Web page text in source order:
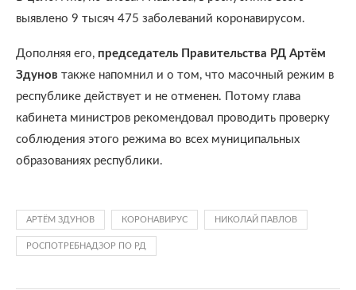
выявлено 9 тысяч 475 заболеваний коронавирусом.
Дополняя его, председатель Правительства РД Артём
Здунов также напомнил и о том, что масочный режим в
республике действует и не отменен. Потому глава
кабинета министров рекомендовал проводить проверку
соблюдения этого режима во всех муниципальных
образованиях республики.
АРТЁМ ЗДУНОВ КОРОНАВИРУС НИКОЛАЙ ПАВЛОВ
РОСПОТРЕБНАДЗОР ПО РД